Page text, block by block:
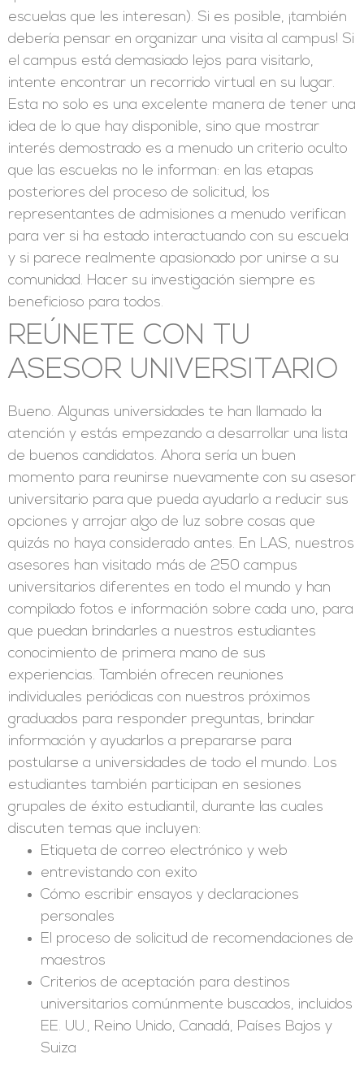
escuelas que les interesan). Si es posible, ¡también
debería pensar en organizar una visita al campus! Si
el campus está demasiado lejos para visitarlo,
intente encontrar un recorrido virtual en su lugar.
Esta no solo es una excelente manera de tener una
idea de lo que hay disponible, sino que mostrar
interés demostrado es a menudo un criterio oculto
que las escuelas no le informan: en las etapas
posteriores del proceso de solicitud, los
representantes de admisiones a menudo verifican
para ver si ha estado interactuando con su escuela
y si parece realmente apasionado por unirse a su
comunidad. Hacer su investigación siempre es
beneficioso para todos.
REÚNETE CON TU
ASESOR UNIVERSITARIO
Bueno. Algunas universidades te han llamado la
atención y estás empezando a desarrollar una lista
de buenos candidatos. Ahora sería un buen
momento para reunirse nuevamente con su asesor
universitario para que pueda ayudarlo a reducir sus
opciones y arrojar algo de luz sobre cosas que
quizás no haya considerado antes. En LAS, nuestros
asesores han visitado más de 250 campus
universitarios diferentes en todo el mundo y han
compilado fotos e información sobre cada uno, para
que puedan brindarles a nuestros estudiantes
conocimiento de primera mano de sus
experiencias. También ofrecen reuniones
individuales periódicas con nuestros próximos
graduados para responder preguntas, brindar
información y ayudarlos a prepararse para
postularse a universidades de todo el mundo. Los
estudiantes también participan en sesiones
grupales de éxito estudiantil, durante las cuales
discuten temas que incluyen:
Etiqueta de correo electrónico y web
entrevistando con exito
Cómo escribir ensayos y declaraciones
personales
El proceso de solicitud de recomendaciones de
maestros
Criterios de aceptación para destinos
universitarios comúnmente buscados, incluidos
EE. UU., Reino Unido, Canadá, Países Bajos y
Suiza